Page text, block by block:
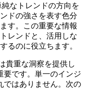
なトレンドの方向を
ドの強さを表す色分
す。この重要な情報
レンドと、活用しな
るのに役立ちます。
貴重な洞察を提供し
要です。単一のインジ
ではありません。次の